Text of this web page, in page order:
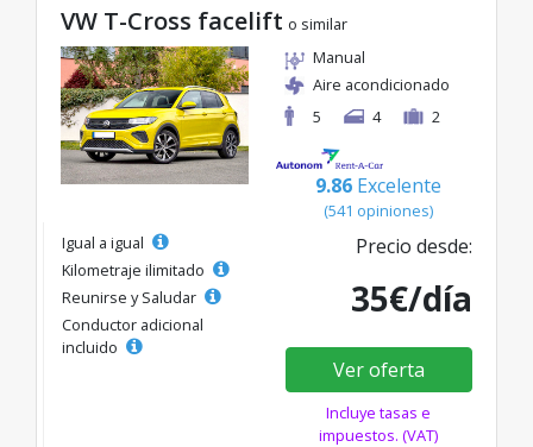
VW T-Cross facelift o similar
Manual
Aire acondicionado
5
4 2
9.86 Excelente
(541 opiniones)
Igual a igual
Kilometraje ilimitado
Reunirse y Saludar
Conductor adicional
incluido
Precio desde:
35€/día
Ver oferta
Incluye tasas e
impuestos. (VAT)